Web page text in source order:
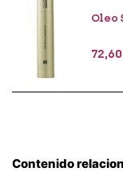
Oleo
72,60
Contenido